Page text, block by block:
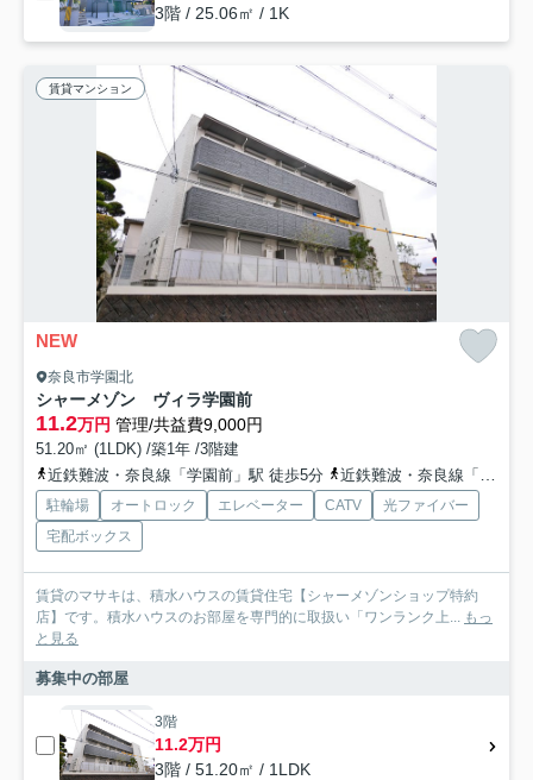
3階 / 25.06㎡ / 1K
賃貸マンション
NEW
奈良市学園北
シャーメゾン ヴィラ学園前
11.2万円 管理/共益費9,000円
51.20㎡ (1LDK) /築1年 /3階建
近鉄難波・奈良線「学園前」駅 徒歩5分
近鉄難波・奈良線「菖蒲池」駅 徒歩18分
駐輪場 オートロック エレベーター CATV
光ファイバー
宅配ボックス
賃貸のマサキは、積水ハウスの賃貸住宅【シャーメゾンショップ特約
店】です。積水ハウスのお部屋を専門的に取扱い「ワンランク上...
もっ
と見る
募集中の部屋
3階
11.2万円
3階 / 51.20㎡ / 1LDK